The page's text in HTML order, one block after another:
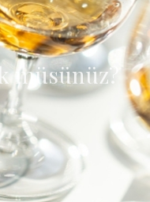
çavdar viskilerine
müsünüz?